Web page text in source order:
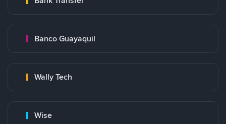
Banco Guayaquil
Wally Tech
Wise